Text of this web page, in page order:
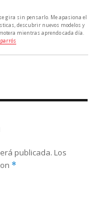
gira sin pensarlo. Me apasiona el
descubrir nuevos modelos y
mientras aprendo cada día.
publicada. Los
*